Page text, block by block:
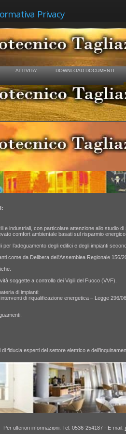
Privacy
ATTIVITA' DOWNLOAD DOCUMENTI
e industriali, con particolare attenzione allo studio
comfort ambientale basati sul risparmio
per l’adeguamento degli edifici e degli impianti
come da Delibera dell'Assemblea Regionale 156/
soggette a controllo dei Vigili del Fuoco (VVF).
di impianti:
per interventi di riqualificazione
esperti del settore elettrico e
Per ulteriori informazioni: Tel: 0536-254187 - E-mail: